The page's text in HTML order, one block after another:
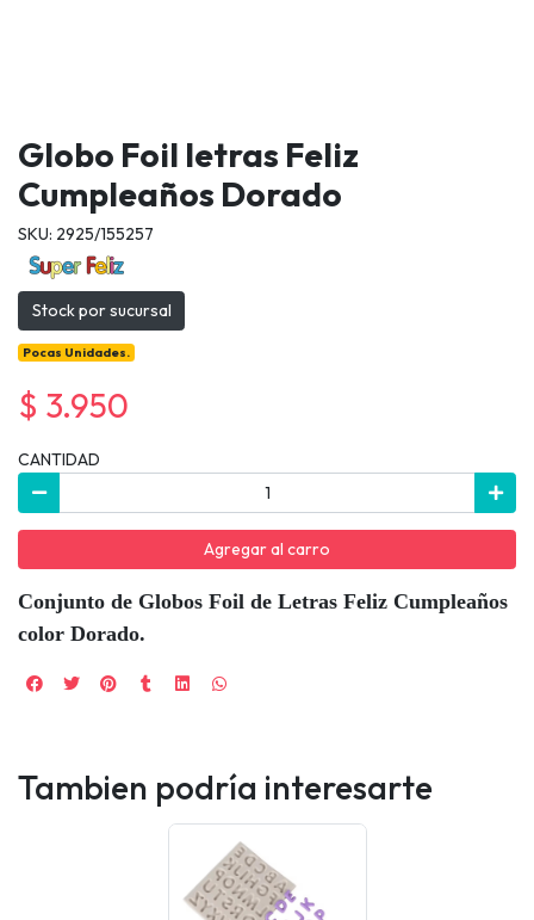
Globo Foil letras Feliz
Cumpleaños Dorado
SKU: 2925/155257
Stock por sucursal
Pocas Unidades.
$ 3.950
CANTIDAD
Agregar al carro
Conjunto de Globos Foil de Letras Feliz Cumpleaños
color Dorado.
Tambien podría interesarte